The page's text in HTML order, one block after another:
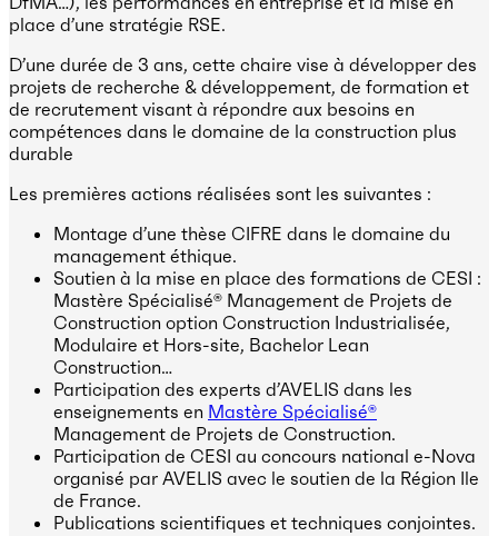
place d’une stratégie RSE​.
D’une durée de 3 ans, cette chaire vise à développer des
projets de recherche & développement, de formation et
de recrutement visant à répondre aux besoins en
compétences dans le domaine de la construction plus
durable
Les premières actions réalisées ​sont les suivantes :
Montage d’une thèse CIFRE dans le domaine du
management éthique​.
Soutien à la mise en place des formations de CESI :
Mastère Spécialisé® Management de Projets de
Construction option Construction Industrialisée,
Modulaire et Hors-site, Bachelor Lean
Construction…​
Participation des experts d’AVELIS dans les
enseignements en Mastère Spécialisé®
Management de Projets de Construction.
Participation de CESI au concours national e-Nova
organisé par AVELIS avec le soutien de la Région Ile
de France​.
Publications scientifiques et techniques conjointes. ​